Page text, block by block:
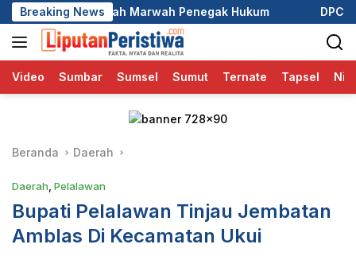
Langsung
ke
konten
Breaking News
Penegak Hukum DPC GRIB Jaya Pekanbaru Hadiri
Video Sumbar Sumsel Sumut Ternate Tapsel
Beranda Daerah
Daerah Pelalawan
Bupati Pelalawan Tinjau Jembatan
Amblas Di Kecamatan Ukui